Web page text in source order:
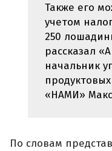
Также его
учетом
250
рассказал
начальник
«НАМИ»
По словам